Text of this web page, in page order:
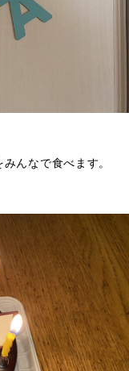
んなで食べます。